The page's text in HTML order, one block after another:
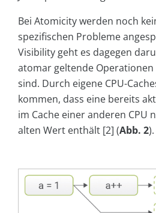
Bei Atomicity werden noch
spezifischen Probleme
Visibility geht es dagegen
atomar geltende
sind. Durch eigene CPU-
kommen, dass eine bereits
im Cache einer anderen CPU
alten Wert enthält [2] (Abb. 2).